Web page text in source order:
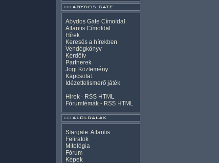
Abydos Gate Címoldal
Atlantis Címoldal
Hírek
Keresés a hírekben
Vendégkönyv
Kérdőív
Partnerek
Jogi Közlemény
Kapcsolat
Idézetfelismerő játék
Hírek - RSS HTML
Fórumtémák - RSS HTML
Stargate: Atlantis
Feliratok
Mitológia
Fórum
Képek